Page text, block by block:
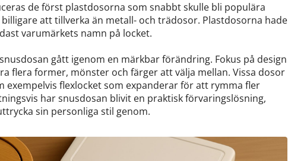
de först plastdosorna som snabbt skulle bli populära
att tillverka än metall- och trädosor. Plastdosorna hade
varumärkets namn på locket.
gått igenom en märkbar förändring. Fokus på design
flera former, mönster och färger att välja mellan. Vissa dosor
exempelvis flexlocket som expanderar för att rymma fler
har snusdosan blivit en praktisk förvaringslösning,
sin personliga stil genom.